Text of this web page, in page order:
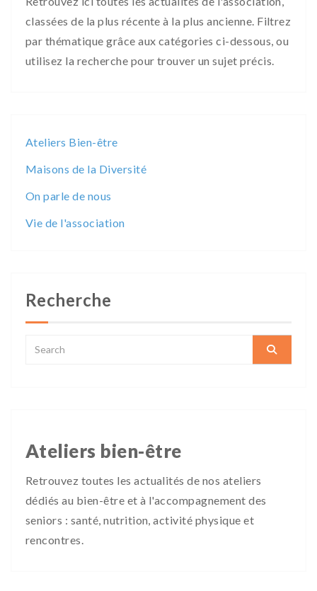
classées de la plus récente à la plus ancienne. Filtrez
par thématique grâce aux catégories ci-dessous, ou
utilisez la recherche pour trouver un sujet précis.
Ateliers Bien-être
Maisons de la Diversité
On parle de nous
Vie de l'association
Recherche
Ateliers bien-être
Retrouvez toutes les actualités de nos ateliers
dédiés au bien-être et à l'accompagnement des
seniors : santé, nutrition, activité physique et
rencontres.